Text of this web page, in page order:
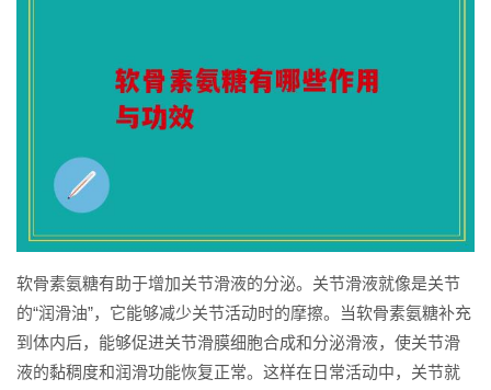
软骨素氨糖有助于增加关节滑液的分泌。关节滑液就像是关节
的“润滑油”，它能够减少关节活动时的摩擦。当软骨素氨糖补充
到体内后，能够促进关节滑膜细胞合成和分泌滑液，使关节滑
液的黏稠度和润滑功能恢复正常。这样在日常活动中，关节就